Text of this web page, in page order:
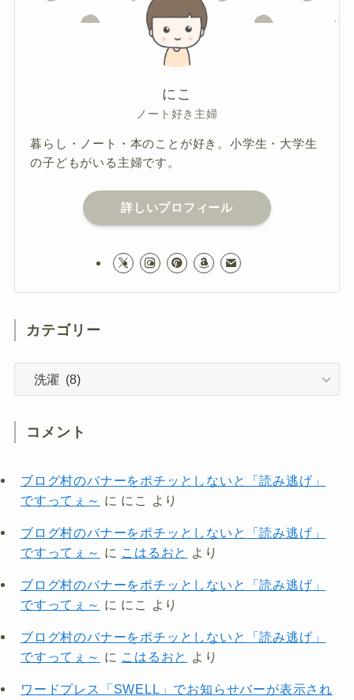
にこ
ノート好き主婦
暮らし・ノート・本のことが好き。小学生・大学生
の子どもがいる主婦です。
詳しいプロフィール
カテゴリー
コメント
ブログ村のバナーをポチッとしないと「読み逃げ」
ですってぇ～ に にこ より
ブログ村のバナーをポチッとしないと「読み逃げ」
ですってぇ～ に こはるおと より
ブログ村のバナーをポチッとしないと「読み逃げ」
ですってぇ～ に にこ より
ブログ村のバナーをポチッとしないと「読み逃げ」
ですってぇ～ に こはるおと より
ワードプレス「SWELL」でお知らせバーが表示され